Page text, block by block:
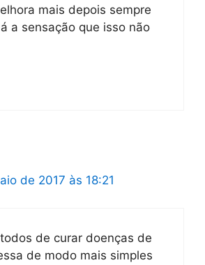
mais depois sempre
a sensação que isso não
de 2017 às 18:21
de curar doenças de
de modo mais simples